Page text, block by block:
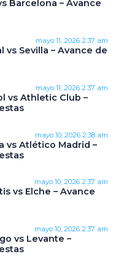
Barcelona – Avance
mayo 11, 2026 2:37 am
vs Sevilla – Avance de
mayo 11, 2026 2:37 am
vs Athletic Club –
mayo 10, 2026 2:38 am
vs Atlético Madrid –
mayo 10, 2026 2:37 am
vs Elche – Avance
mayo 10, 2026 2:37 am
vs Levante –